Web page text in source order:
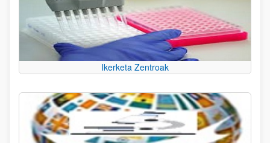
Ikerketa Zentroak